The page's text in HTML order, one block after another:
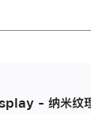
- 纳米纹